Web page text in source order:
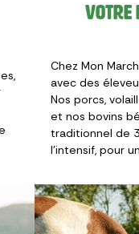
Votre
Chez Mon
avec des
Nos porcs,
et nos bovins
traditionnel de
l’intensif, pour